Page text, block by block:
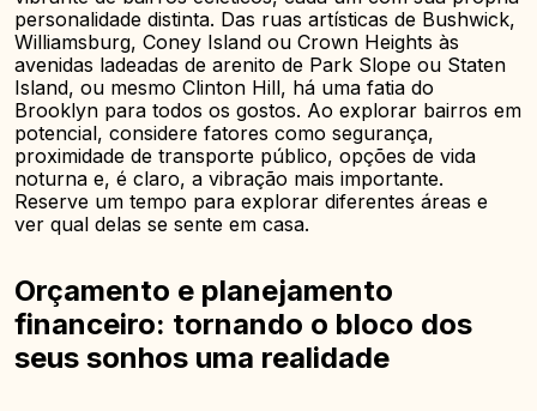
personalidade distinta. Das ruas artísticas de Bushwick,
Williamsburg, Coney Island ou Crown Heights às
avenidas ladeadas de arenito de Park Slope ou Staten
Island, ou mesmo Clinton Hill, há uma fatia do
Brooklyn para todos os gostos. Ao explorar bairros em
potencial, considere fatores como segurança,
proximidade de transporte público, opções de vida
noturna e, é claro, a vibração mais importante.
Reserve um tempo para explorar diferentes áreas e
ver qual delas se sente em casa.
Orçamento e planejamento
financeiro: tornando o bloco dos
seus sonhos uma realidade